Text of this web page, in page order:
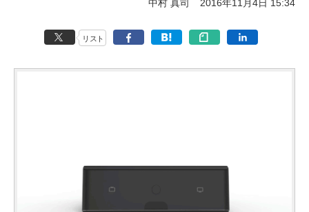
中村 真司 2016年11月4日 15:34
リスト